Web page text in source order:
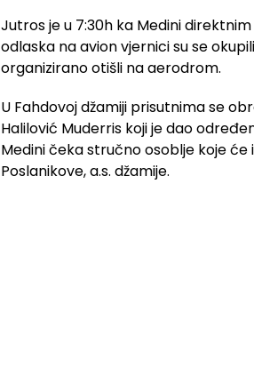
Jutros je u 7:30h ka Medini
odlaska na avion vjernici su se
organizirano otišli na aerodrom.
U Fahdovoj džamiji prisutnima se
Halilović Muderris koji je dao
Medini čeka stručno osoblje koje
Poslanikove, a.s. džamije.